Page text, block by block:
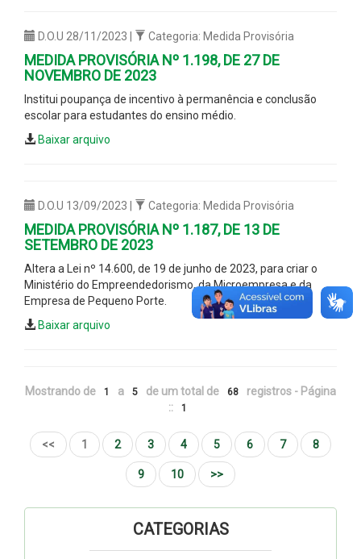
D.O.U 28/11/2023 | Categoria: Medida Provisória
MEDIDA PROVISÓRIA Nº 1.198, DE 27 DE
NOVEMBRO DE 2023
Institui poupança de incentivo à permanência e conclusão
escolar para estudantes do ensino médio.
Baixar arquivo
D.O.U 13/09/2023 | Categoria: Medida Provisória
MEDIDA PROVISÓRIA Nº 1.187, DE 13 DE
SETEMBRO DE 2023
Altera a Lei nº 14.600, de 19 de junho de 2023, para criar o
Ministério do Empreendedorismo, da Microempresa e da
Empresa de Pequeno Porte.
Baixar arquivo
Mostrando de 1 a 5 de um total de 68
registros - Página
::
1
<< 1 2 3 4 5 6 7 8
9 10 >>
CATEGORIAS